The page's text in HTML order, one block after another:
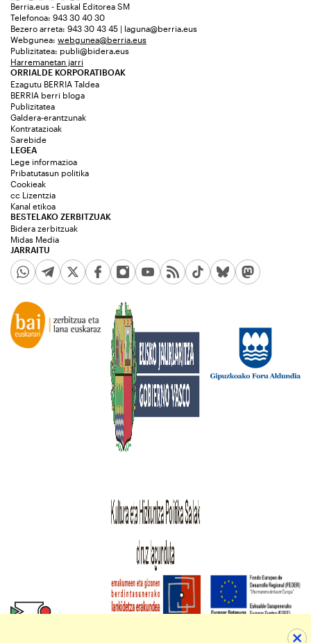
Berria.eus - Euskal Editorea SM
Telefonoa: 943 30 40 30
Bezero arreta: 943 30 43 45 | laguna@berria.eus
Webgunea: webgunea@berria.eus
Publizitatea: publi@bidera.eus
Harremanetan jarri
ORRIALDE KORPORATIBOAK
Ezagutu BERRIA Taldea
BERRIA berri bloga
Publizitatea
Galdera-erantzunak
Kontratazioak
Sarebide
JARRAITU
LEGEA
Lege informazioa
Pribatutasun politika
Cookieak
cc Lizentzia
Kanal etikoa
BESTELAKO ZERBITZUAK
Bidera zerbitzuak
Midas Media